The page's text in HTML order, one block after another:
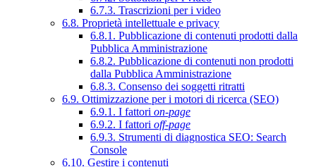
6.7.3. Trascrizioni per i video
6.8. Proprietà intellettuale e privacy
6.8.1. Pubblicazione di contenuti prodotti dalla
Pubblica Amministrazione
6.8.2. Pubblicazione di contenuti non prodotti
dalla Pubblica Amministrazione
6.8.3. Consenso dei soggetti ritratti
6.9. Ottimizzazione per i motori di ricerca (SEO)
6.9.1. I fattori on-page
6.9.2. I fattori off-page
6.9.3. Strumenti di diagnostica SEO: Search
Console
6.10. Gestire i contenuti